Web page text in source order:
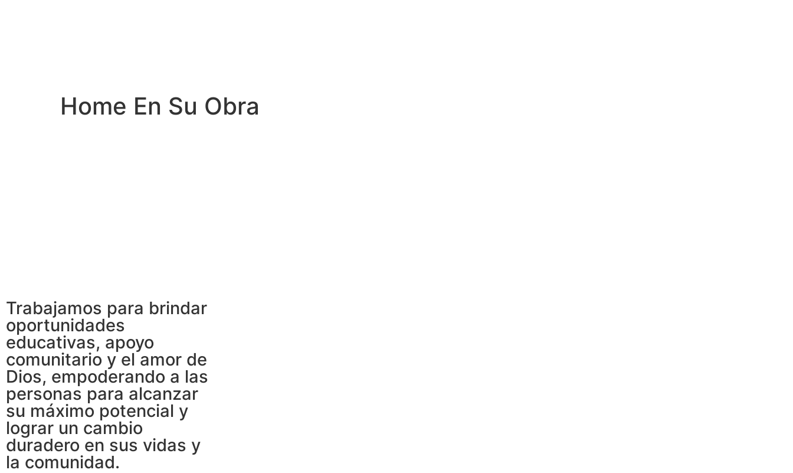
Home En Su Obra
Trabajamos para brindar
oportunidades
educativas, apoyo
comunitario y el amor de
Dios, empoderando a las
personas para alcanzar
su máximo potencial y
lograr un cambio
duradero en sus vidas y
la comunidad.